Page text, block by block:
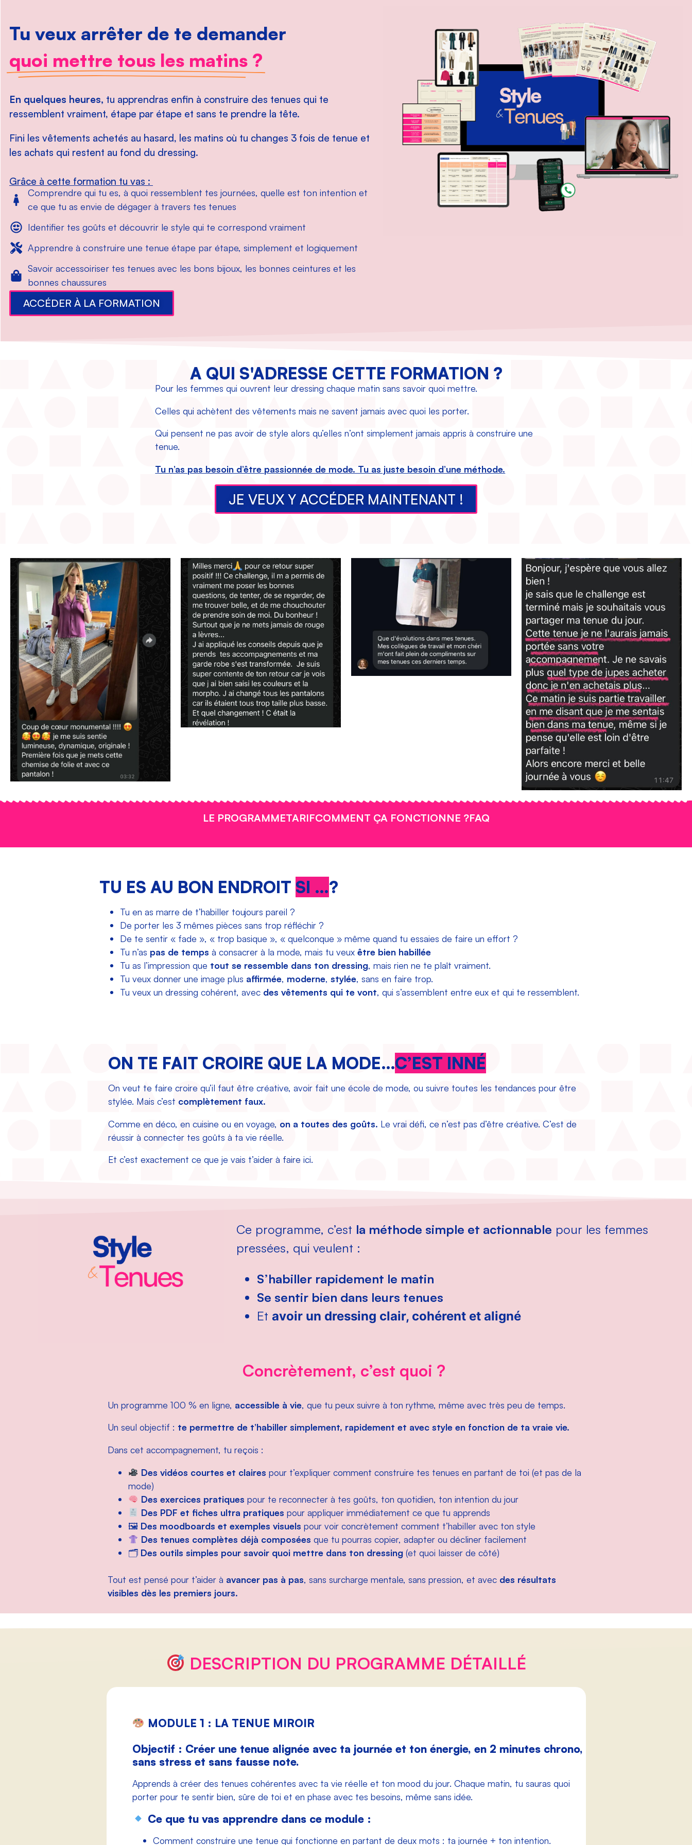
Tu veux arrêter de te demander
quoi mettre tous les matins ?
En quelques heures, tu apprendras enfin à construire des tenues qui te
ressemblent vraiment, étape par étape et sans te prendre la tête.
Fini les vêtements achetés au hasard, les matins où tu changes 3 fois de tenue et
les achats qui restent au fond du dressing.
Grâce à cette formation tu vas :
Comprendre qui tu es, à quoi ressemblent tes journées, quelle est ton intention et
ce que tu as envie de dégager à travers tes tenues
Identifier tes goûts et découvrir le style qui te correspond vraiment
Apprendre à construire une tenue étape par étape, simplement et logiquement
Savoir accessoiriser tes tenues avec les bons bijoux, les bonnes ceintures et les
bonnes chaussures
ACCÉDER À LA FORMATION
A QUI S'ADRESSE CETTE FORMATION ?
Pour les femmes qui ouvrent leur dressing chaque matin sans savoir quoi mettre.
Celles qui achètent des vêtements mais ne savent jamais avec quoi les porter.
Qui pensent ne pas avoir de style alors qu’elles n’ont simplement jamais appris à construire une
tenue.
Tu n’as pas besoin d’être passionnée de mode. Tu as juste besoin d’une méthode.
JE VEUX Y ACCÉDER MAINTENANT !
LE PROGRAMMETARIFCOMMENT ÇA FONCTIONNE ?FAQ
TU ES AU BON ENDROIT SI …?
Tu en as marre de t’habiller toujours pareil ?
De porter les 3 mêmes pièces sans trop réfléchir ?
De te sentir « fade », « trop basique », « quelconque » même quand tu essaies de faire un effort ?
Tu n’as pas de temps à consacrer à la mode, mais tu veuxêtre bien habillée
Tu as l’impression que tout se ressemble dans ton dressing, mais rien ne te plaît vraiment.
Tu veux donner une image plus affirmée, moderne,stylée, sans en faire trop.
Tu veux un dressing cohérent, avec des vêtements qui te vont, qui s’assemblent entre eux et qui te ressemblent.
ON TE FAIT CROIRE QUE LA MODE…C’EST INNÉ
On veut te faire croire qu’il faut être créative, avoir fait une école de mode, ou suivre toutes les tendances pour être
stylée. Mais c’est complètement faux.
Comme en déco, en cuisine ou en voyage, on a toutes des goûts. Le vrai défi, ce n’est pas d’être créative. C’est de
réussir à connecter tes goûts à ta vie réelle.
Et c’est exactement ce que je vais t’aider à faire ici.
Ce programme, c’est la méthode simple et actionnable pour les femmes
pressées, qui veulent :
S’habiller rapidement le matin
Se sentir bien dans leurs tenues
Etavoir un dressing clair, cohérent et aligné
Concrètement, c’est quoi ?
Un programme 100 % en ligne, accessible à vie, que tu peux suivre à ton rythme, même avec très peu de temps.
Un seul objectif : te permettre de t’habiller simplement, rapidement et avec style en fonction de ta vraie vie.
Dans cet accompagnement, tu reçois :
Des vidéos courtes et claires pour t’expliquer comment construire tes tenues en partant de toi (et pas de la
mode)
Des exercices pratiques pour te reconnecter à tes goûts, ton quotidien, ton intention du jour
Des PDF et fiches ultra pratiques pour appliquer immédiatement ce que tu apprends
🖼 Des moodboards et exemples visuels pour voir concrètement comment t’habiller avec ton style
Des tenues complètes déjà composées que tu pourras copier, adapter ou décliner facilement
🗂 Des outils simples pour savoir quoi mettre dans ton dressing(et quoi laisser de côté)
Tout est pensé pour t’aider à avancer pas à pas, sans surcharge mentale, sans pression, et avec des résultats
visibles dès les premiers jours.
DESCRIPTION DU PROGRAMME DÉTAILLÉ
MODULE 1 : LA TENUE MIROIR
Objectif : Créer une tenue alignée avec ta journée et ton énergie, en 2 minutes chrono,
sans stress et sans fausse note.
Apprends à créer des tenues cohérentes avec ta vie réelle et ton mood du jour. Chaque matin, tu sauras quoi
porter pour te sentir bien, sûre de toi et en phase avec tes besoins, même sans idée.
Ce que tu vas apprendre dans ce module :
Comment construire une tenue qui fonctionne en partant de deux mots : ta journée + ton intention.